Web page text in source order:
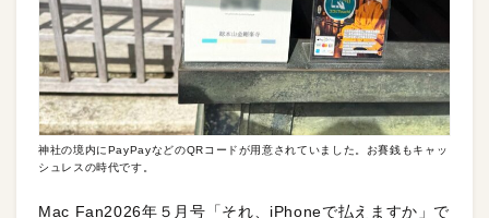
神社の境内にPayPayなどのQRコードが用意されていました。お賽銭もキャッ
シュレスの時代です。
Mac Fan2026年５月号「それ、iPhoneで払えますか」で